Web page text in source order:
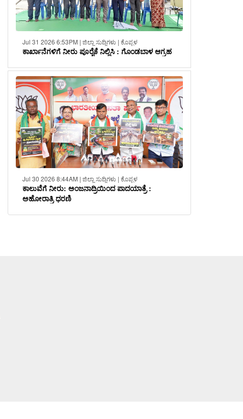
Jul 31 2026 6:53PM | ಜಿಲ್ಲಾ ಸುದ್ದಿಗಳು | ಕೊಪ್ಪಳ
ಕಾರ್ಖಾನೆಗಳಿಗೆ ನೀರು ಪೂರೈಕೆ ನಿಲ್ಲಿಸಿ : ಗೊಂಡಬಾಳ ಆಗ್ರಹ
Jul 30 2026 8:44AM | ಜಿಲ್ಲಾ ಸುದ್ದಿಗಳು | ಕೊಪ್ಪಳ
ಕಾಲುವೆಗೆ ನೀರು: ಅಂಜನಾದ್ರಿಯಿಂದ ಪಾದಯಾತ್ರೆ :
ಅಹೋರಾತ್ರಿ ಧರಣಿ